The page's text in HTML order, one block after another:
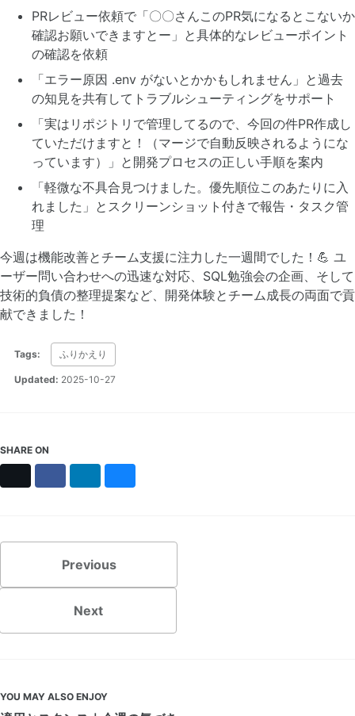
PRレビュー依頼で「〇〇さんこのPR気になるとこないか
確認お願いできますとー」と具体的なレビューポイント
の確認を依頼
「エラー原因 .env がないとかかもしれません」と過去
の知見を共有してトラブルシューティングをサポート
「実はリポジトリで管理してるので、今回の件PR作成し
ていただけますと！（マージで自動反映されるようにな
っています）」と開発プロセスの正しい手順を案内
「軽微な不具合見つけました。優先順位このあたりに入
れました」とスクリーンショット付きで報告・タスク管
理
今週は機能改善とチーム支援に注力した一週間でした！💪 ユ
ーザー問い合わせへの迅速な対応、SQL勉強会の企画、そして
技術的負債の整理提案など、開発体験とチーム成長の両面で貢
献できました！
Tags: ふりかえり
Updated: 2025-10-27
SHARE ON
Previous
Next
YOU MAY ALSO ENJOY